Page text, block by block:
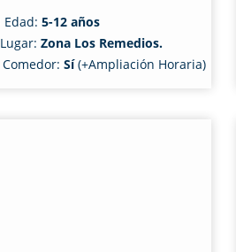
Edad: 5-12 años
Lugar: Zona Los Remedios.
Comedor: Sí(+Ampliación Horaria)